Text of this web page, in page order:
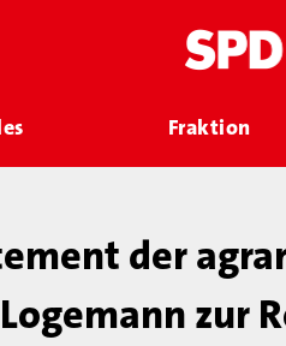
Fraktion
der
Logemann zur